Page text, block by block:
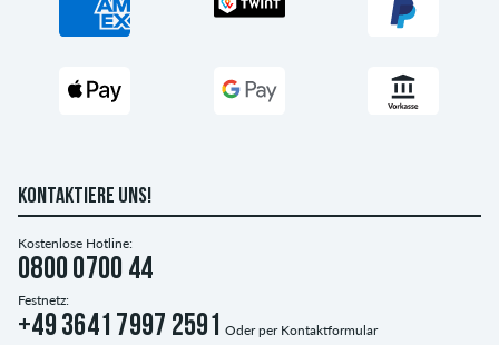
KONTAKTIERE UNS!
Kostenlose Hotline:
0800 0700 44
Festnetz:
+49 3641 7997 2591 Oder per Kontaktformular